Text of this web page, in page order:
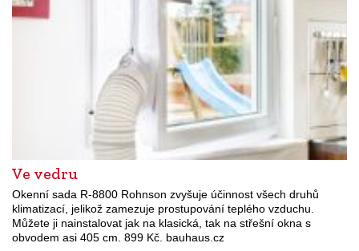
Ve vedru
Okenní sada R-8800 Rohnson zvyšuje účinnost všech druhů
klimatizací, jelikož zamezuje prostupování teplého vzduchu.
Můžete ji nainstalovat jak na klasická, tak na střešní okna s
obvodem asi 405 cm. 899 Kč. bauhaus.cz